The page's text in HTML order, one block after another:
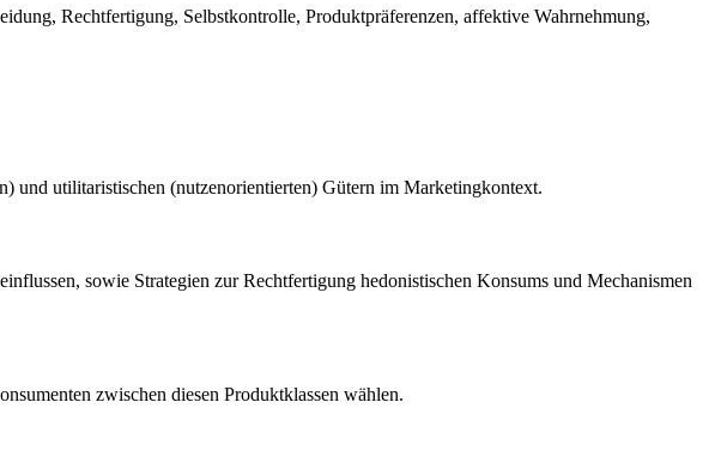
Rechtfertigung, Selbstkontrolle, Produktpräferenzen, affektive Wahrnehmung,
und utilitaristischen (nutzenorientierten) Gütern im Marketingkontext.
sowie Strategien zur Rechtfertigung hedonistischen Konsums und Mechanismen
zwischen diesen Produktklassen wählen.